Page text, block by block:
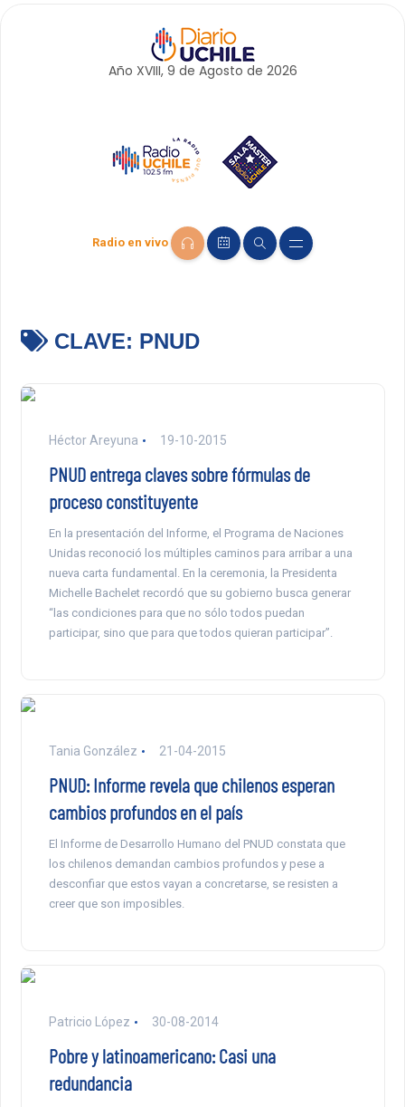
Año XVIII, 9 de Agosto de 2026
Radio en vivo
CLAVE: PNUD
Héctor Areyuna 19-10-2015
PNUD entrega claves sobre fórmulas de
proceso constituyente
En la presentación del Informe, el Programa de Naciones
Unidas reconoció los múltiples caminos para arribar a una
nueva carta fundamental. En la ceremonia, la Presidenta
Michelle Bachelet recordó que su gobierno busca generar
“las condiciones para que no sólo todos puedan
participar, sino que para que todos quieran participar”.
Tania González 21-04-2015
PNUD: Informe revela que chilenos esperan
cambios profundos en el país
El Informe de Desarrollo Humano del PNUD constata que
los chilenos demandan cambios profundos y pese a
desconfiar que estos vayan a concretarse, se resisten a
creer que son imposibles.
Patricio López 30-08-2014
Pobre y latinoamericano: Casi una
redundancia